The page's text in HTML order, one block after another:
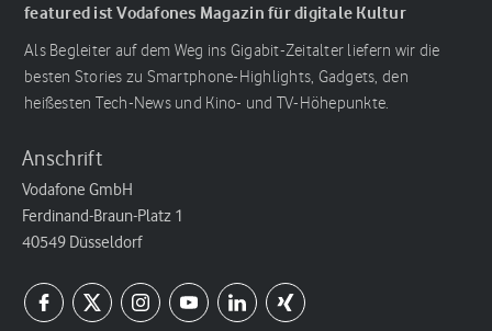
featured ist Vodafones Magazin für digitale Kultur
Als Begleiter auf dem Weg ins Gigabit-Zeitalter liefern wir die
besten Stories zu Smartphone-Highlights, Gadgets, den
heißesten Tech-News und Kino- und TV-Höhepunkte.
Anschrift
Vodafone GmbH
Ferdinand-Braun-Platz 1
40549 Düsseldorf